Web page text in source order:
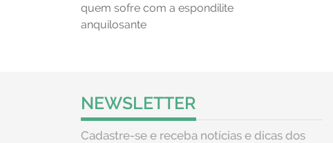
quem sofre com a espondilite
anquilosante
NEWSLETTER
Cadastre-se e receba notícias e dicas dos